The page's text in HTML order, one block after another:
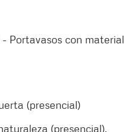
Portavasos con material
(presencial)
(presencial).